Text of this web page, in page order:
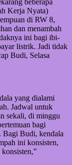
beberapa
Kerja Nyata)
di RW 8,
dan menambah
ini bagi ibi-
listrik. Jadi tidak
Budi, Selasa
yang dialami
Jadwal untuk
sekali, di minggu
bagi
Bagi Budi, kendala
ini konsisten,